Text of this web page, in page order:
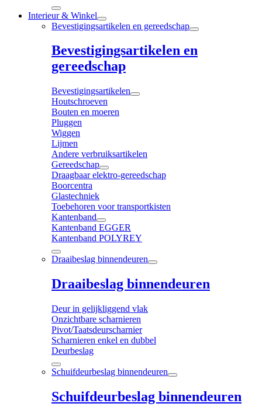
Interieur & Winkel
Bevestigingsartikelen en gereedschap
Bevestigingsartikelen en
gereedschap
Bevestigingsartikelen
Houtschroeven
Bouten en moeren
Pluggen
Wiggen
Lijmen
Andere verbruiksartikelen
Gereedschap
Draagbaar elektro-gereedschap
Boorcentra
Glastechniek
Toebehoren voor transportkisten
Kantenband
Kantenband EGGER
Kantenband POLYREY
Draaibeslag binnendeuren
Draaibeslag binnendeuren
Deur in gelijkliggend vlak
Onzichtbare scharnieren
Pivot/Taatsdeurscharnier
Scharnieren enkel en dubbel
Deurbeslag
Schuifdeurbeslag binnendeuren
Schuifdeurbeslag binnendeuren